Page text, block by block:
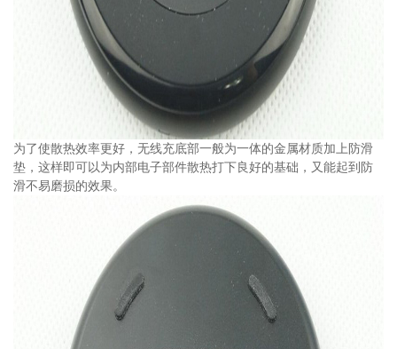
为了使散热效率更好，无线充底部一般为一体的金属材质加上防滑
垫，这样即可以为内部电子部件散热打下良好的基础，又能起到防
滑不易磨损的效果。